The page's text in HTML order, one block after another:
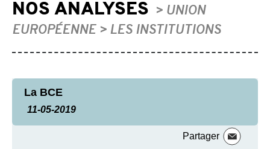
NOS ANALYSES
> UNION
EUROPÉENNE > LES INSTITUTIONS
La BCE
11-05-2019
Partager